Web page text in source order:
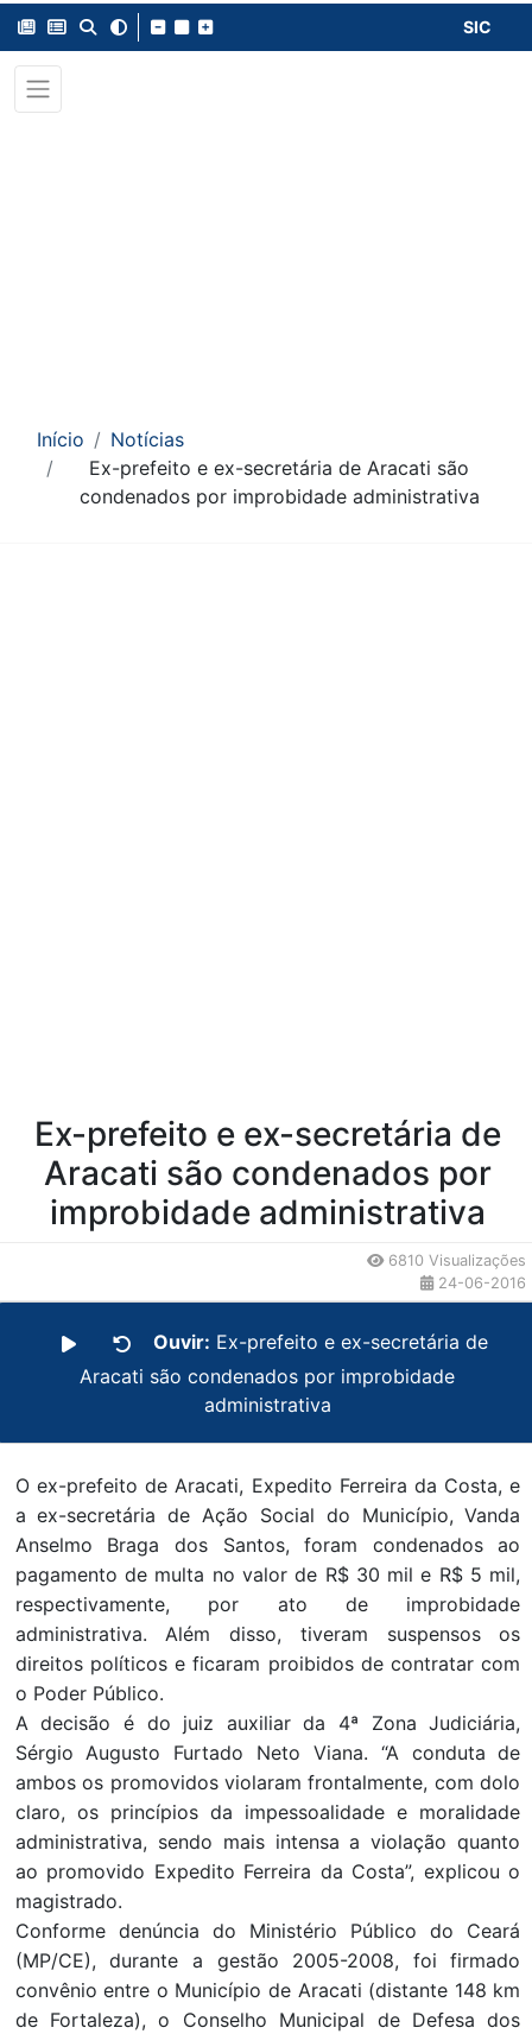
SIC
Início
Notícias
Ex-prefeito e ex-secretária de Aracati são
condenados por improbidade administrativa
Ex-prefeito e ex-secretária de
Aracati são condenados por
improbidade administrativa
6810 Visualizações
24-06-2016
Ouvir: Ex-prefeito e ex-secretária de
Aracati são condenados por improbidade
administrativa
O ex-prefeito de Aracati, Expedito Ferreira da Costa, e
a ex-secretária de Ação Social do Município, Vanda
Anselmo Braga dos Santos, foram condenados ao
pagamento de multa no valor de R$ 30 mil e R$ 5 mil,
respectivamente, por ato de improbidade
administrativa. Além disso, tiveram suspensos os
direitos políticos e ficaram proibidos de contratar com
o Poder Público.
A decisão é do juiz auxiliar da 4ª Zona Judiciária,
Sérgio Augusto Furtado Neto Viana. “A conduta de
ambos os promovidos violaram frontalmente, com dolo
claro, os princípios da impessoalidade e moralidade
administrativa, sendo mais intensa a violação quanto
ao promovido Expedito Ferreira da Costa”, explicou o
magistrado.
Conforme denúncia do Ministério Público do Ceará
(MP/CE), durante a gestão 2005-2008, foi firmado
convênio entre o Município de Aracati (distante 148 km
de Fortaleza), o Conselho Municipal de Defesa dos